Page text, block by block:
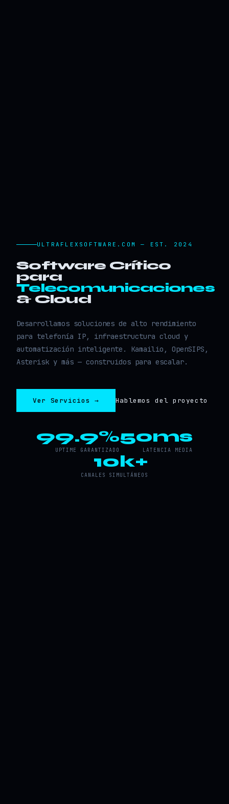
ULTRAFLEXSOFTWARE.COM — EST. 2024
Software Crítico
para
Telecomunicaciones
& Cloud
Desarrollamos soluciones de alto rendimiento
para telefonía IP, infraestructura cloud y
automatización inteligente. Kamailio, OpenSIPS,
Asterisk y más — construidos para escalar.
Ver Servicios → Hablemos del proyecto
99.9%
UPTIME GARANTIZADO
50ms
LATENCIA MEDIA
10k+
CANALES SIMULTÁNEOS